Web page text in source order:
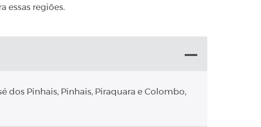
essas regiões.
dos Pinhais, Pinhais, Piraquara e Colombo,